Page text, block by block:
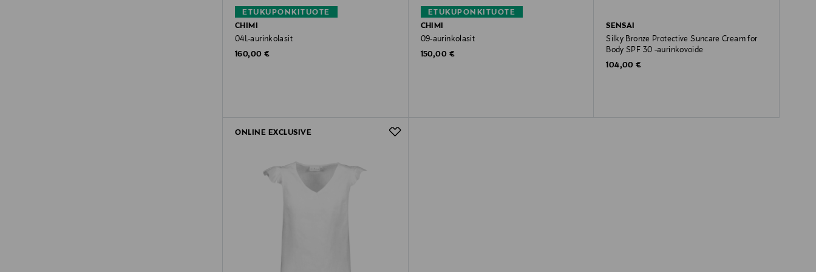
ETUKUPONKITUOTE
CHIMI
04L-aurinkolasit
Original Price
160,00 €
ETUKUPONKITUOTE
CHIMI
09-aurinkolasit
Original Price
150,00 €
SENSAI
Silky Bronze Protective Suncare Cream for
Body SPF 30 -aurinkovoide
Original Price
104,00 €
ONLINE EXCLUSIVE